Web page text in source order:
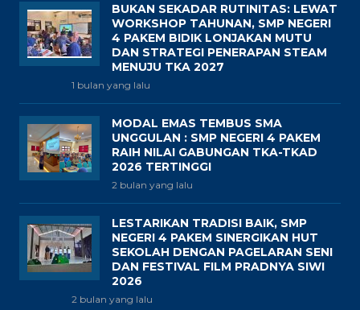
BUKAN SEKADAR RUTINITAS: LEWAT
WORKSHOP TAHUNAN, SMP NEGERI
4 PAKEM BIDIK LONJAKAN MUTU
DAN STRATEGI PENERAPAN STEAM
MENUJU TKA 2027
1 bulan yang lalu
MODAL EMAS TEMBUS SMA
UNGGULAN : SMP NEGERI 4 PAKEM
RAIH NILAI GABUNGAN TKA-TKAD
2026 TERTINGGI
2 bulan yang lalu
LESTARIKAN TRADISI BAIK, SMP
NEGERI 4 PAKEM SINERGIKAN HUT
SEKOLAH DENGAN PAGELARAN SENI
DAN FESTIVAL FILM PRADNYA SIWI
2026
2 bulan yang lalu